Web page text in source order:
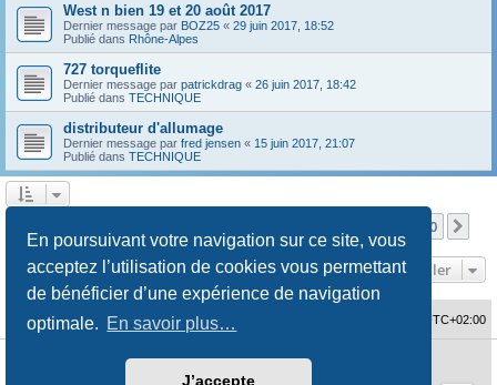
En poursuivant votre navigation sur ce site, vous
acceptez l’utilisation de cookies vous permettant
de bénéficier d’une expérience de navigation
optimale. En savoir plus…
J’accepte
West n bien 19 et 20 août 2017
Dernier message par BOZ25 « 29 juin 2017, 18:52
Publié dans Rhône-Alpes
727 torqueflite
Dernier message par patrickdrag « 26 juin 2017, 18:42
Publié dans TECHNIQUE
distributeur d'allumage
Dernier message par fred jensen « 15 juin 2017, 21:07
Publié dans TECHNIQUE
10
Aller
Accueil du forum UTC+02:00
Développé parphpBB® Forum Software © phpBB Limited
Traduction française officielle